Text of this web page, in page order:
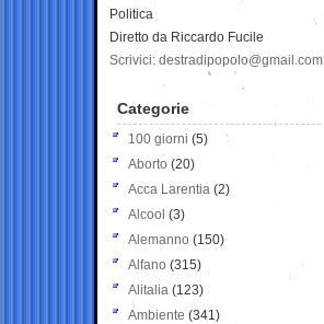
Politica
Diretto da Riccardo Fucile
Scrivici: destradipopolo@gmail.com
Categorie
100 giorni (5)
Aborto (20)
Acca Larentia (2)
Alcool (3)
Alemanno (150)
Alfano (315)
Alitalia (123)
Ambiente (341)